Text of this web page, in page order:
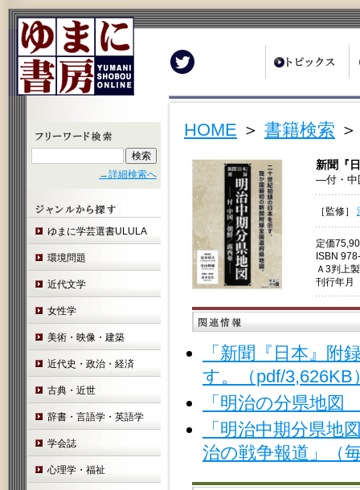
→詳細検索へ
ゆまに学芸選書ULULA
環境問題
近代文学
女性学
美術・映像・建築
近代史・政治・経済
古典・近世
辞書・言語学・英語学
学会誌
心理学・福祉
HOME ＞ 書籍検索
新聞『
―付・中
［監修］
定価
ISBN
Ａ3判上
刊行年
「新聞『日本』
す。（pdf/3,626KB
「明治の分県地
「明治中期分県
治の戦争報道」（